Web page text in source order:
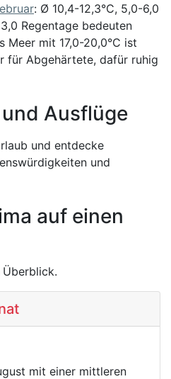
: Ø 10,4-12,3°C, 5,0-6,0
Regentage bedeuten
Meer mit 17,0-20,0°C ist
für Abgehärtete, dafür ruhig
Ausflüge
und entdecke
und
auf einen
mit einer mittleren